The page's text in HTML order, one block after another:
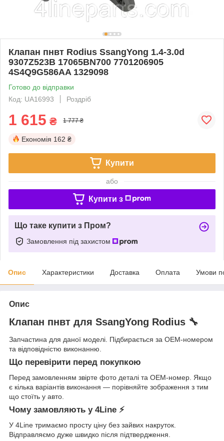
Клапан пнвт Rodius SsangYong 1.4-3.0d
9307Z523B 17065BN700 7701206905
4S4Q9G586AA 1329098
Готово до відправки
Код: UA16993
Роздріб
1 615 ₴ 1 777 ₴
Економія 162 ₴
Купити
або
Купити з
Що таке купити з Пром?
Замовлення під захистом
Опис Характеристики Доставка Оплата Умови
Опис
Клапан пнвт для SsangYong Rodius 🔧
Запчастина для даної моделі. Підбирається за OEM-номером
та відповідністю виконанню.
Що перевірити перед покупкою
Перед замовленням звірте фото деталі та OEM-номер. Якщо
є кілька варіантів виконання — порівняйте зображення з тим
що стоїть у авто.
Чому замовляють у 4Line ⚡
У 4Line тримаємо просту ціну без зайвих накруток.
Відправляємо дуже швидко після підтвердження.